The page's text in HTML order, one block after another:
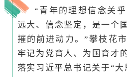
“青年的理想信念关
远大、信念坚定，是一个
摧的前进动力。”攀枝花
牢记为党育人、为国育才
落实习近平总书记关于“